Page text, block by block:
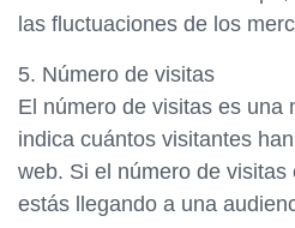
las fluctuaciones de los
5. Número de visitas
El número de visitas es una
indica cuántos visitantes
web. Si el número de
estás llegando a una